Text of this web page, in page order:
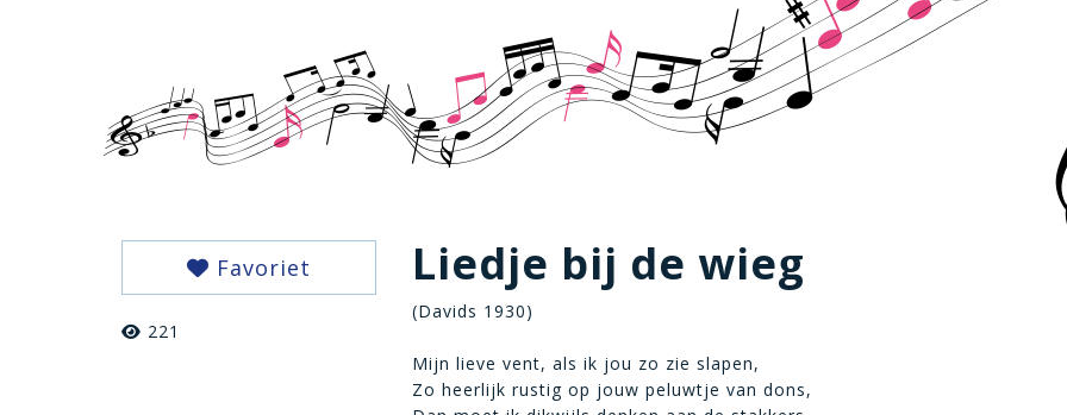
Favoriet
221
Liedje bij de wieg
(Davids 1930)
Mijn lieve vent, als ik jou zo zie slapen,
Zo heerlijk rustig op jouw peluwtje van dons,